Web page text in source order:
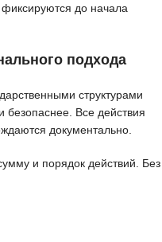
до начала
подхода
структурами
безопаснее. Все действия
документально.
и порядок действий. Без